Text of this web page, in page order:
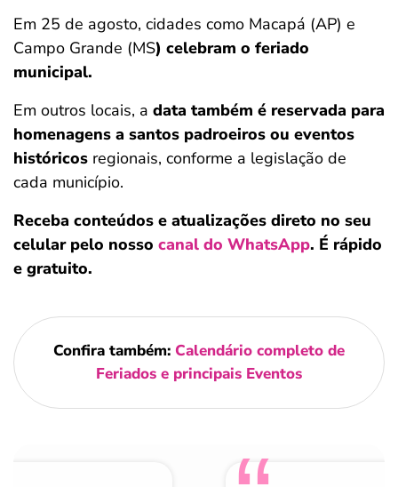
Em 25 de agosto, cidades como Macapá (AP) e
Campo Grande (MS) celebram o feriado
municipal.
Em outros locais, a data também é reservada para
homenagens a santos padroeiros ou eventos
históricos regionais, conforme a legislação de
cada município.
Receba conteúdos e atualizações direto no seu
celular pelo nosso canal do WhatsApp. É rápido
e gratuito.
Confira também: Calendário completo de
Feriados e principais Eventos